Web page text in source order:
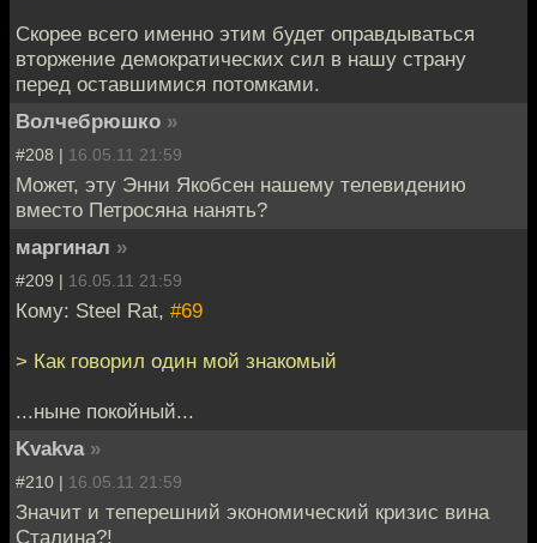
Скорее всего именно этим будет оправдываться
вторжение демократических сил в нашу страну
перед оставшимися потомками.
Волчебрюшко »
#208 | 16.05.11 21:59
Может, эту Энни Якобсен нашему телевидению
вместо Петросяна нанять?
маргинал »
#209 | 16.05.11 21:59
Кому: Steel Rat, #69
> Как говорил один мой знакомый
...ныне покойный...
Kvakva »
#210 | 16.05.11 21:59
Значит и теперешний экономический кризис вина
Сталина?!